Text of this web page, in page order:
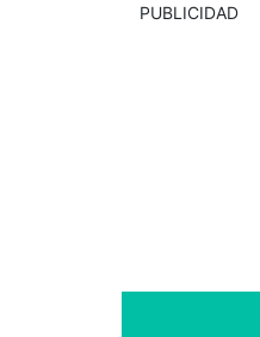
PUBLICIDAD